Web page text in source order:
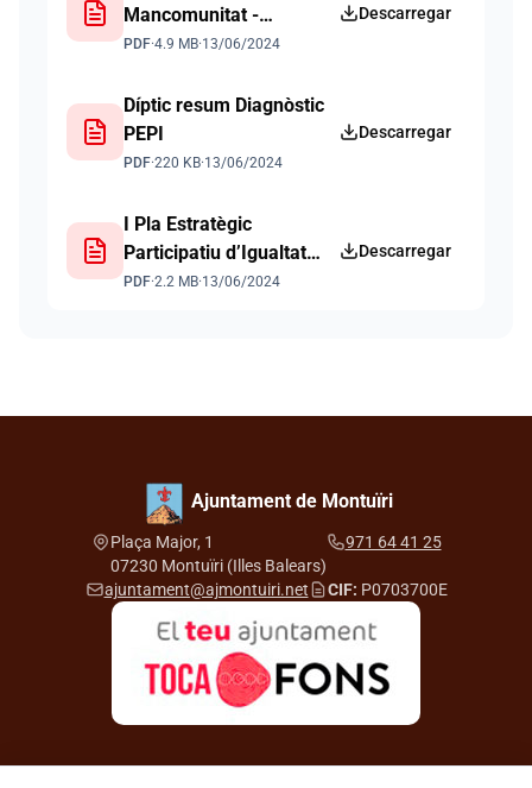
Mancomunitat -
actualització 2024
PDF·4.9 MB·13/06/2024
Descarregar
Díptic resum Diagnòstic
PEPI
PDF·220 KB·13/06/2024
Descarregar
I Pla Estratègic
Participatiu d’Igualtat
Mancomunitat Pla de
PDF·2.2 MB·13/06/2024
Descarregar
Ajuntament de Montuïri
Plaça Major, 1
07230 Montuïri (Illes Balears)
971 64 41 25
ajuntament@ajmontuiri.net CIF: P0703700E